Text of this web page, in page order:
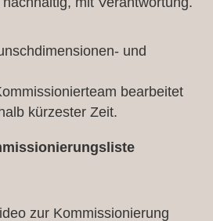
und
bearbeitet
kürzester Zeit.